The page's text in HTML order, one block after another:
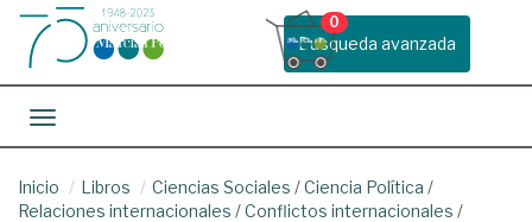
Busqueda avanzada
0
Toggle navigation
Inicio Libros Ciencias Sociales /Ciencia Política /
Relaciones internacionales /Conflictos internacionales /